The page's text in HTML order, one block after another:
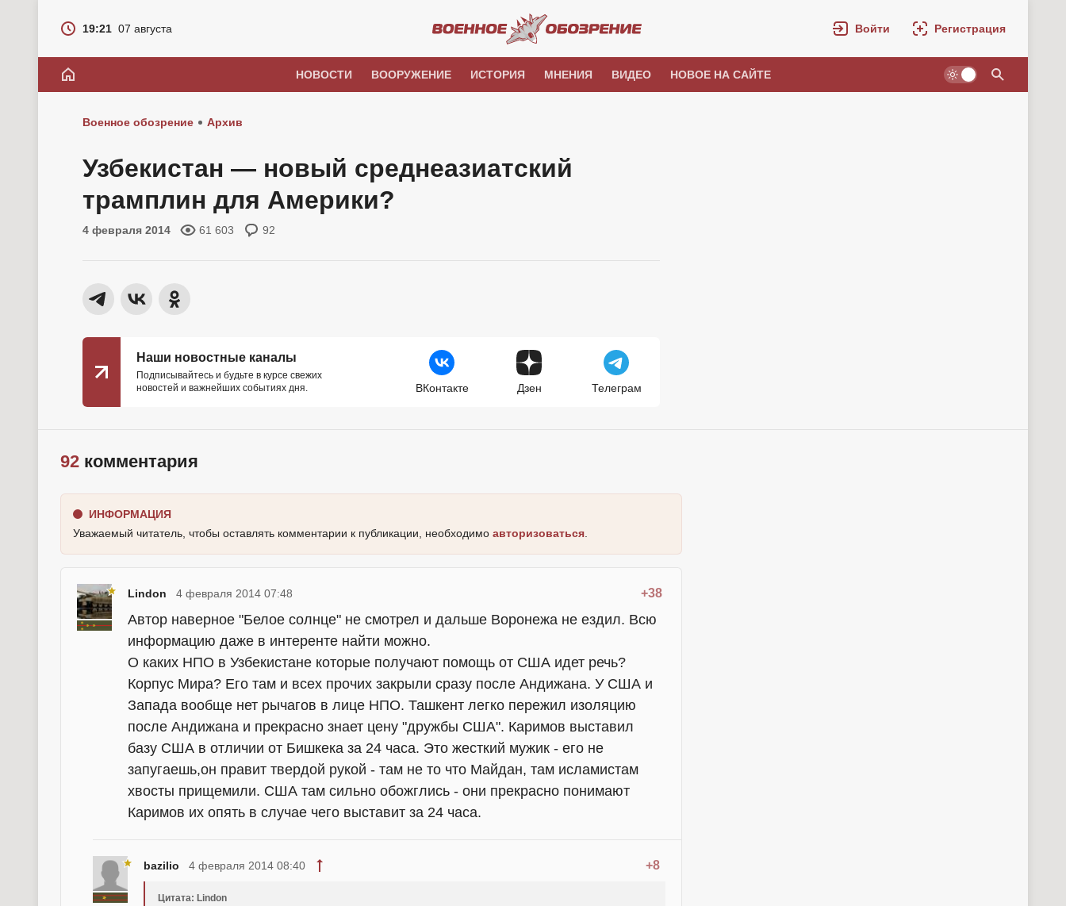
19:21 07 августа Войти Регистрация
НОВОСТИ ВООРУЖЕНИЕ ИСТОРИЯ МНЕНИЯ ВИДЕО НОВОЕ НА САЙТЕ
Военное обозрение Архив
Узбекистан — новый среднеазиатский
трамплин для Америки?
4 февраля 2014 61 603 92
Наши новостные каналы
Подписывайтесь и будьте в курсе свежих
новостей и важнейших событиях дня.
ВКонтакте Дзен Телеграм
92 комментария
ИНФОРМАЦИЯ
Уважаемый читатель, чтобы оставлять комментарии к публикации, необходимо авторизоваться
Lindon +38
4 февраля 2014 07:48
Автор наверное "Белое солнце" не смотрел и дальше Воронежа не ездил. Всю
информацию даже в интеренте найти можно.
О каких НПО в Узбекистане которые получают помощь от США идет речь?
Корпус Мира? Его там и всех прочих закрыли сразу после Андижана. У США и
Запада вообще нет рычагов в лице НПО. Ташкент легко пережил изоляцию
после Андижана и прекрасно знает цену "дружбы США". Каримов выставил
базу США в отличии от Бишкека за 24 часа. Это жесткий мужик - его не
запугаешь,он правит твердой рукой - там не то что Майдан, там исламистам
хвосты прищемили. США там сильно обожглись - они прекрасно понимают
Каримов их опять в случае чего выставит за 24 часа.
bazilio +8
4 февраля 2014 08:40
Цитата: Lindon